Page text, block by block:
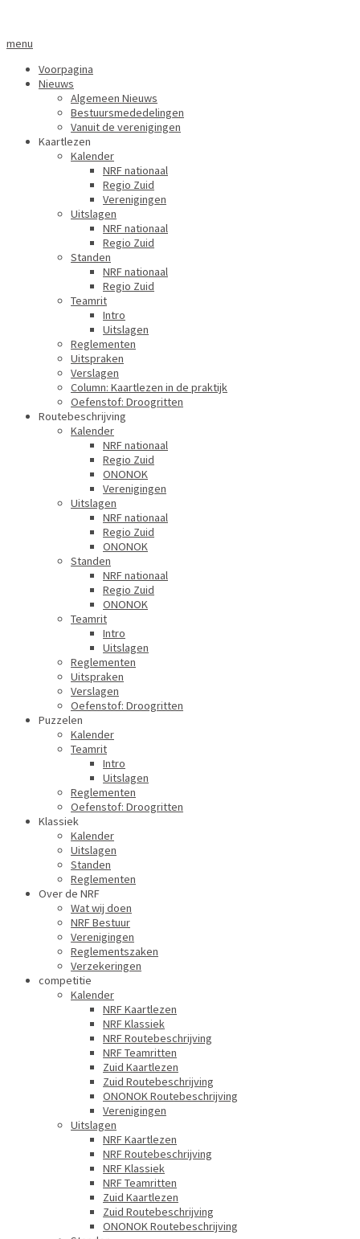
menu
Voorpagina
Nieuws
Algemeen Nieuws
Bestuursmededelingen
Vanuit de verenigingen
Kaartlezen
Kalender
NRF nationaal
Regio Zuid
Verenigingen
Uitslagen
NRF nationaal
Regio Zuid
Standen
NRF nationaal
Regio Zuid
Teamrit
Intro
Uitslagen
Reglementen
Uitspraken
Verslagen
Column: Kaartlezen in de praktijk
Oefenstof: Droogritten
Routebeschrijving
Kalender
NRF nationaal
Regio Zuid
ONONOK
Verenigingen
Uitslagen
NRF nationaal
Regio Zuid
ONONOK
Standen
NRF nationaal
Regio Zuid
ONONOK
Teamrit
Intro
Uitslagen
Reglementen
Uitspraken
Verslagen
Oefenstof: Droogritten
Puzzelen
Kalender
Teamrit
Intro
Uitslagen
Reglementen
Oefenstof: Droogritten
Klassiek
Kalender
Uitslagen
Standen
Reglementen
Over de NRF
Wat wij doen
NRF Bestuur
Verenigingen
Reglementszaken
Verzekeringen
competitie
Kalender
NRF Kaartlezen
NRF Klassiek
NRF Routebeschrijving
NRF Teamritten
Zuid Kaartlezen
Zuid Routebeschrijving
ONONOK Routebeschrijving
Verenigingen
Uitslagen
NRF Kaartlezen
NRF Routebeschrijving
NRF Klassiek
NRF Teamritten
Zuid Kaartlezen
Zuid Routebeschrijving
ONONOK Routebeschrijving